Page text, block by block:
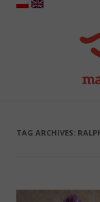
TAG ARCHIVES: